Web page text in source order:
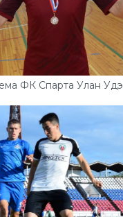
ФК Спарта Улан Удэ